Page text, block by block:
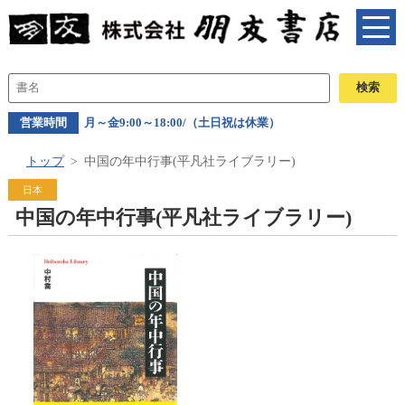
営業時間 月～金9:00～18:00/（土日祝は休業）
トップ 中国の年中行事(平凡社ライブラリー)
日本
中国の年中行事(平凡社ライブラリー)